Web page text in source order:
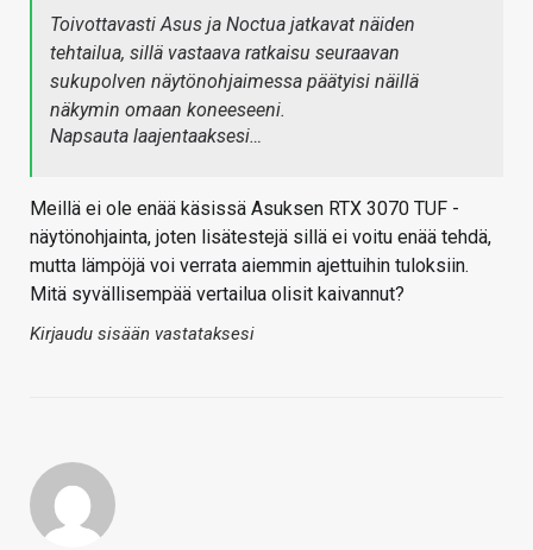
Toivottavasti Asus ja Noctua jatkavat näiden
tehtailua, sillä vastaava ratkaisu seuraavan
sukupolven näytönohjaimessa päätyisi näillä
näkymin omaan koneeseeni.
Napsauta laajentaaksesi…
Meillä ei ole enää käsissä Asuksen RTX 3070 TUF -
näytönohjainta, joten lisätestejä sillä ei voitu enää tehdä,
mutta lämpöjä voi verrata aiemmin ajettuihin tuloksiin.
Mitä syvällisempää vertailua olisit kaivannut?
Kirjaudu sisään vastataksesi